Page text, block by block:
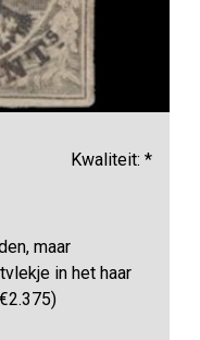
Kwaliteit: *
maar
in het haar